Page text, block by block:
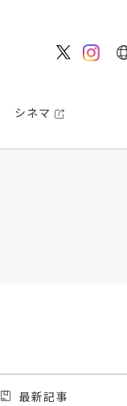
シネマ
最新記事